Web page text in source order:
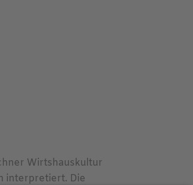
Wirtshauskultur
interpretiert. Die